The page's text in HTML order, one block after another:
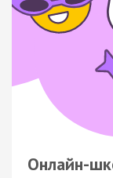
Онлайн-